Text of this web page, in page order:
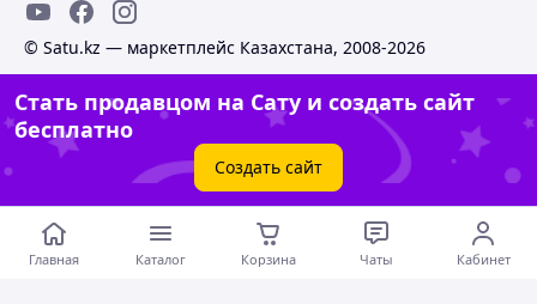
© Satu.kz — маркетплейс Казахстана, 2008-2026
Стать продавцом на Сату и создать сайт
бесплатно
Создать сайт
Главная Каталог Корзина Чаты Кабинет